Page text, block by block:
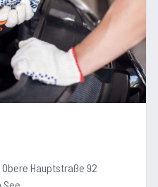
Hauptstraße 92